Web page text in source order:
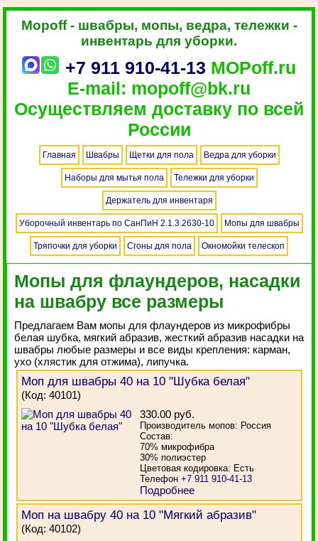
Mopoff - швабры, мопы, ведра, тележки -
инвентарь для уборки.
+7 911 910-41-13 MOPoff.ru
E-mail: mopoff@bk.ru
Осуществляем доставку по всей
России
Главная Швабры Щетки для пола Ведра для уборки
Наборы для мытья пола Тележки для уборки
Держатель для инвентаря
Уборочный инвентарь по СанПиН 2.1.3.2630-10 Мопы для швабры
Тряпочки для уборки Сгоны для пола Окномойки телескоп
Мопы для флаундеров, насадки
на швабру все размеры
Предлагаем Вам мопы для флаундеров из микрофибры
белая шубка, мягкий абразив, жесткий абразив насадки на
швабры любые размеры и все виды крепления: карман,
ухо (хлястик для отжима), липучка.
Моп для швабры 40 на 10 "Шубка белая"
(Код:40101)
330.00 руб.
Производитель мопов: Россия
Состав:
70% микрофибра
30% полиэстер
Цветовая кодировка: Есть
Телефон+7 911 910-41-13
Подробнее
Моп на швабру 40 на 10 "Мягкий абразив"
(Код:40102)